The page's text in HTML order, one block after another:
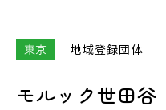
東京 地域登録団体
モルック世田谷